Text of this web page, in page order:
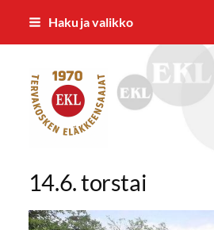
Siirry
Haku ja valikko
Tervakosken
14.6. torstai